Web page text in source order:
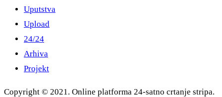
Uputstva
Upload
24/24
Arhiva
Projekt
Copyright © 2021. Online platforma 24-satno crtanje stripa.